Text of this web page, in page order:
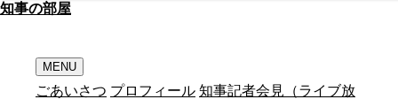
知事の部屋
MENU
ごあいさつ プロフィール 知事記者会見（ライブ放